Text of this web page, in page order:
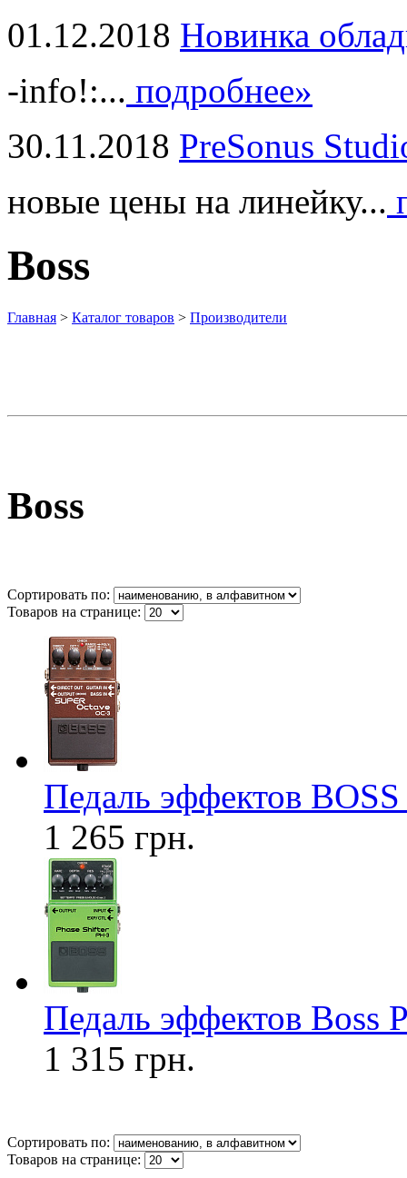
01.12.2018 Новинка
-info!:... подробнее»
30.11.2018 PreSonus
новые цены на линейку...
Boss
Главная > Каталог товаров > Производители
Boss
Сортировать по:
Товаров на странице:
Педаль эффектов
1 265 грн.
Педаль эффектов Boss
1 315 грн.
Сортировать по:
Товаров на странице: